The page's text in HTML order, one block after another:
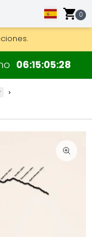
0
mapas de madera
06 15 05 27